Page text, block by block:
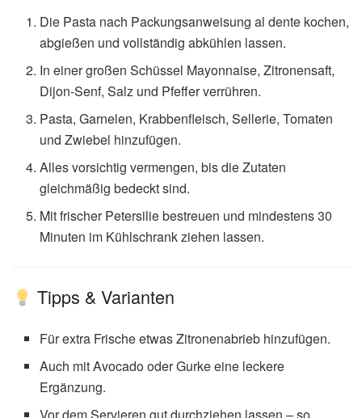
Die Pasta nach Packungsanweisung al dente kochen,
abgießen und vollständig abkühlen lassen.
In einer großen Schüssel Mayonnaise, Zitronensaft,
Dijon-Senf, Salz und Pfeffer verrühren.
Pasta, Garnelen, Krabbenfleisch, Sellerie, Tomaten
und Zwiebel hinzufügen.
Alles vorsichtig vermengen, bis die Zutaten
gleichmäßig bedeckt sind.
Mit frischer Petersilie bestreuen und mindestens 30
Minuten im Kühlschrank ziehen lassen.
Tipps & Varianten
Für extra Frische etwas Zitronenabrieb hinzufügen.
Auch mit Avocado oder Gurke eine leckere
Ergänzung.